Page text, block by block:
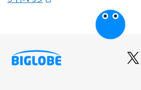
びっぷるのページ